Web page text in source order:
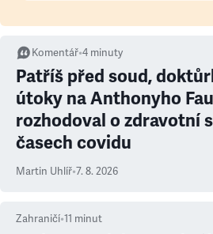
Komentář•4 minuty
Patříš před soud,
útoky na Anthonyho
rozhodoval o zdravotní
časech covidu
Martin Uhlíř•7. 8. 2026
Zahraničí•11 minut